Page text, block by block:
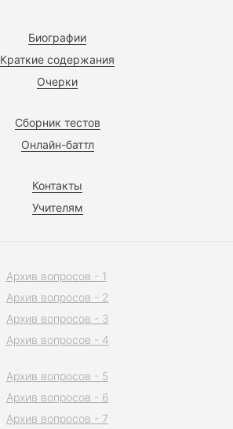
Биографии
Краткие содержания
Очерки
Сборник тестов
Онлайн-баттл
Контакты
Учителям
Архив вопросов - 1
Архив вопросов - 2
Архив вопросов - 3
Архив вопросов - 4
Архив вопросов - 5
Архив вопросов - 6
Архив вопросов - 7